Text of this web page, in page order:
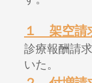
１ 架空請
診療報酬請
いた。